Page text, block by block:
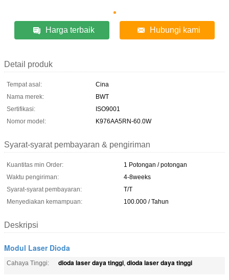
Harga terbaik Hubungi kami
Detail produk
Tempat asal:
Cina
Nama merek:
BWT
Sertifikasi:
ISO9001
Nomor model:
K976AA5RN-60.0W
Syarat-syarat pembayaran & pengiriman
Kuantitas min Order:
1 Potongan / potongan
Waktu pengiriman:
4-8weeks
Syarat-syarat pembayaran:
T/T
Menyediakan kemampuan:
100.000 / Tahun
Deskripsi
Modul Laser Dioda
Cahaya Tinggi: dioda laser daya tinggi, dioda laser daya tinggi